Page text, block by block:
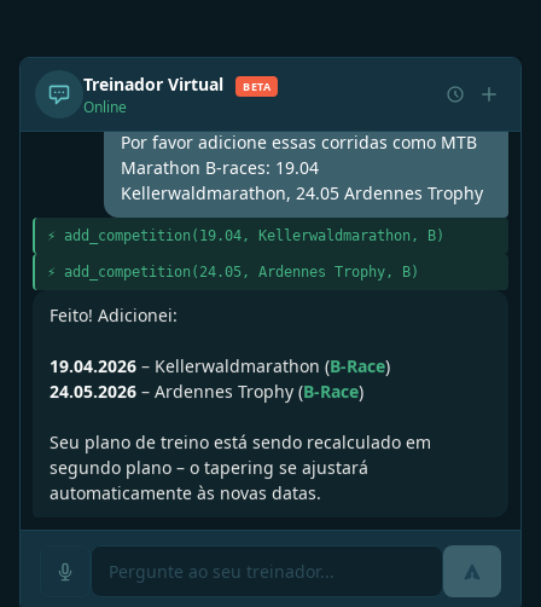
Treinador Virtual BETA
Online
Marathon B-races: 19.04
Kellerwaldmarathon, 24.05 Ardennes Trophy
⚡ add_competition(19.04, Kellerwaldmarathon, B)
⚡ add_competition(24.05, Ardennes Trophy, B)
Feito! Adicionei:
24.05.2026– Ardennes Trophy (
Seu plano de treino está sendo recalculado em
segundo plano – o tapering se ajustará
Qual é um bom valor de VLamax para MTB
Marathon?